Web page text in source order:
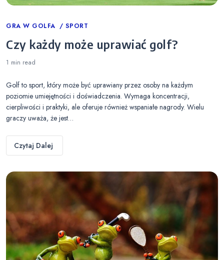
Categories
GRA W GOLFA SPORT
Czy każdy może uprawiać golf?
1 min read
Golf to sport, który może być uprawiany przez osoby na każdym
poziomie umiejętności i doświadczenia. Wymaga koncentracji,
cierpliwości i praktyki, ale oferuje również wspaniałe nagrody. Wielu
graczy uważa, że jest…
Czytaj Dalej